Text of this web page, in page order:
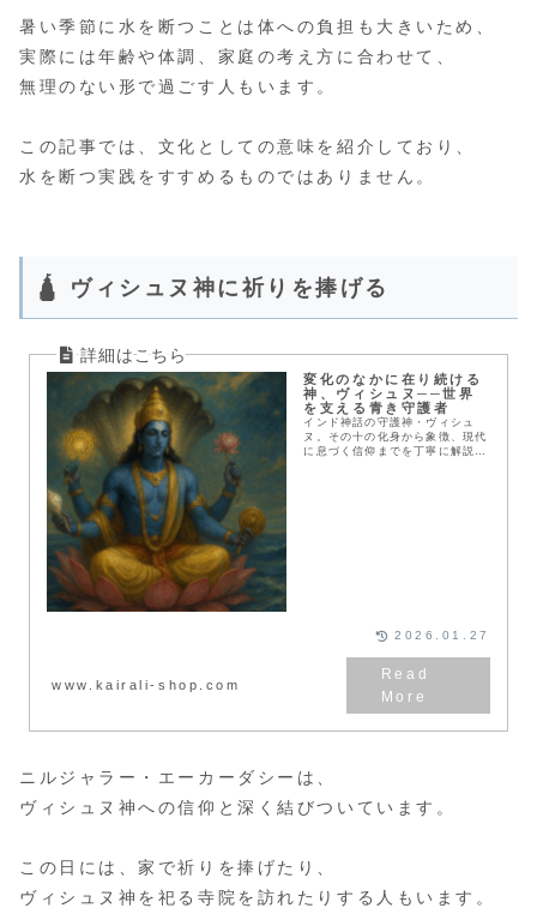
暑い季節に水を断つことは体への負担も大きいため、
実際には年齢や体調、家庭の考え方に合わせて、
無理のない形で過ごす人もいます。
この記事では、文化としての意味を紹介しており、
水を断つ実践をすすめるものではありません。
🛕 ヴィシュヌ神に祈りを捧げる
変化のなかに在り続ける
神、ヴィシュヌ──世界
を支える青き守護者
インド神話の守護神・ヴィシュ
ヌ。その十の化身から象徴、現代
に息づく信仰までを丁寧に解説。
www.kairali-shop.com
2026.01.27
ニルジャラー・エーカーダシーは、
ヴィシュヌ神への信仰と深く結びついています。
この日には、家で祈りを捧げたり、
ヴィシュヌ神を祀る寺院を訪れたりする人もいます。